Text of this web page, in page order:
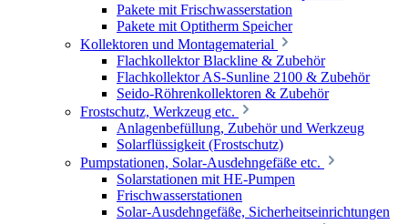
Pakete mit Frischwasserstation
Pakete mit Optitherm Speicher
Kollektoren und Montagematerial
Flachkollektor Blackline & Zubehör
Flachkollektor AS-Sunline 2100 & Zubehör
Seido-Röhrenkollektoren & Zubehör
Frostschutz, Werkzeug etc.
Anlagenbefüllung, Zubehör und Werkzeug
Solarflüssigkeit (Frostschutz)
Pumpstationen, Solar-Ausdehngefäße etc.
Solarstationen mit HE-Pumpen
Frischwasserstationen
Solar-Ausdehngefäße, Sicherheitseinrichtungen